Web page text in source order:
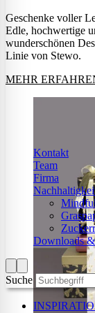
Kontakt
Team
Firma
Downloads
Suche
Geschenke voller
Edle, hochwertige
wunderschönen
Linie von Stewo.
MEHR